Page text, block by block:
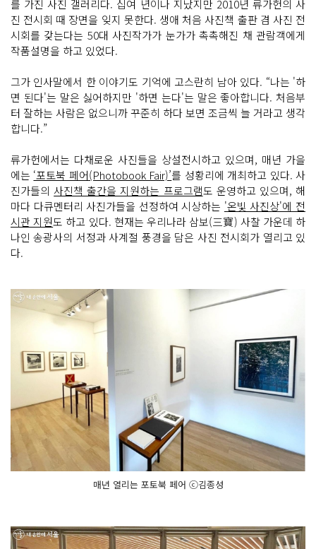
를 가진 사진 갤러리다. 십여 년이나 지났지만 2010년 류가헌의 사
진 전시회 때 장면을 잊지 못한다. 생애 처음 사진책 출판 겸 사진 전
시회를 갖는다는 50대 사진작가가 눈가가 촉촉해진 채 관람객에게
작품설명을 하고 있었다.
그가 인사말에서 한 이야기도 기억에 고스란히 남아 있다. “나는 '하
면 된다'는 말은 싫어하지만 '하면 는다'는 말은 좋아합니다. 처음부
터 잘하는 사람은 없으니까 꾸준히 하다 보면 조금씩 늘 거라고 생각
합니다.”
류가헌에서는 다채로운 사진들을 상설전시하고 있으며, 매년 가을
에는 ‘포토북 페어(Photobook Fair)’를 성황리에 개최하고 있다. 사
진가들의사진책 출간을 지원하는 프로그램도 운영하고 있으며, 해
마다 다큐멘터리 사진가들을 선정하여 시상하는 '온빛 사진상'에 전
시관 지원도 하고 있다. 현재는 우리나라 삼보(三寶) 사찰 가운데 하
나인 송광사의 서정과 사계절 풍경을 담은 사진 전시회가 열리고 있
다.
매년 열리는 포토북 페어 ⓒ김종성